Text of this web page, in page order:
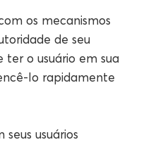
os mecanismos
de seu
ter o usuário em sua
lo rapidamente
usuários